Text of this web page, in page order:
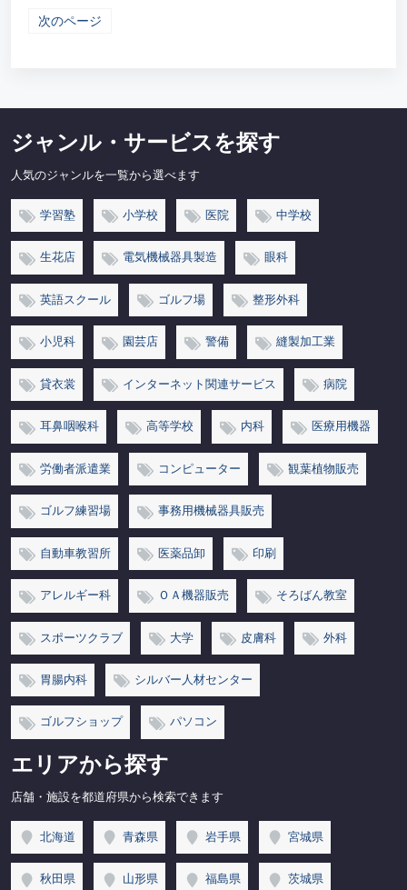
次のページ
ジャンル・サービスを探す
人気のジャンルを一覧から選べます
学習塾 小学校 医院 中学校
生花店 電気機械器具製造 眼科
英語スクール ゴルフ場 整形外科
小児科 園芸店 警備 縫製加工業
貸衣裳 インターネット関連サービス 病院
耳鼻咽喉科 高等学校 内科 医療用機器
労働者派遣業 コンピューター 観葉植物販売
ゴルフ練習場 事務用機械器具販売
自動車教習所 医薬品卸 印刷
アレルギー科 ＯＡ機器販売 そろばん教室
スポーツクラブ 大学 皮膚科 外科
胃腸内科 シルバー人材センター
ゴルフショップ パソコン
エリアから探す
店舗・施設を都道府県から検索できます
北海道 青森県 岩手県 宮城県
秋田県 山形県 福島県 茨城県